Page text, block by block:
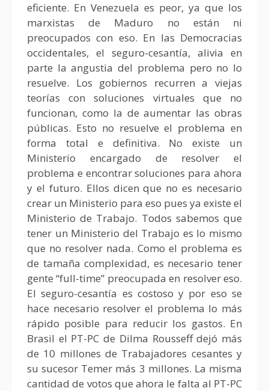
eficiente. En Venezuela es peor, ya que los
marxistas de Maduro no están ni
preocupados con eso. En las Democracias
occidentales, el seguro-cesantía, alivia en
parte la angustia del problema pero no lo
resuelve. Los gobiernos recurren a viejas
teorías con soluciones virtuales que no
funcionan, como la de aumentar las obras
públicas. Esto no resuelve el problema en
forma total e definitiva. No existe un
Ministerio encargado de resolver el
problema e encontrar soluciones para ahora
y el futuro. Ellos dicen que no es necesario
crear un Ministerio para eso pues ya existe el
Ministerio de Trabajo. Todos sabemos que
tener un Ministerio del Trabajo es lo mismo
que no resolver nada. Como el problema es
de tamaña complexidad, es necesario tener
gente “full-time” preocupada en resolver eso.
El seguro-cesantía es costoso y por eso se
hace necesario resolver el problema lo más
rápido posible para reducir los gastos. En
Brasil el PT-PC de Dilma Rousseff dejó más
de 10 millones de Trabajadores cesantes y
su sucesor Temer más 3 millones. La misma
cantidad de votos que ahora le falta al PT-PC